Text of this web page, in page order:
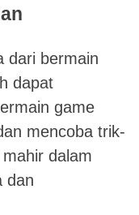
dari bermain
dapat
game
mencoba trik-
dalam
dan